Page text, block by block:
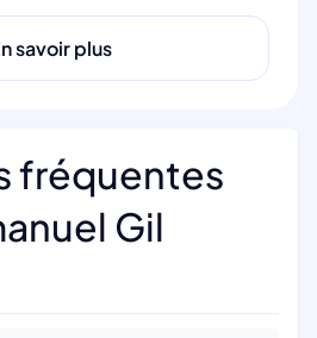
savoir plus
fréquentes
Gil